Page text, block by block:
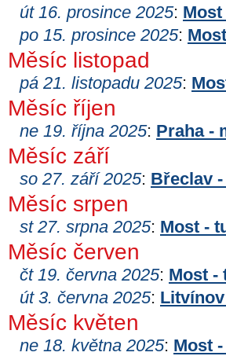
út 16. prosince 2025:
po 15. prosince 2025:
Měsíc listopad
pá 21. listopadu 2025:
Měsíc říjen
ne 19. října 2025: Praha -
Měsíc září
so 27. září 2025: Břeclav -
Měsíc srpen
st 27. srpna 2025: Most -
Měsíc červen
čt 19. června 2025: Most -
út 3. června 2025:
Měsíc květen
ne 18. května 2025: Most